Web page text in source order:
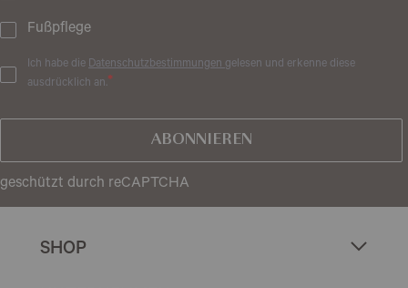
Fußpflege
Ich habe die Datenschutzbestimmungengelesen und erkenne diese
ausdrücklich an.
ABONNIEREN
geschützt durch reCAPTCHA
SHOP